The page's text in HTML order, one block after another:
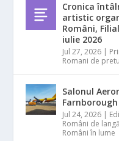
Cronica
artistic
Români,
iulie 2026
Jul 27, 2026 |
Romani de
Salonul
Farnborough
Jul 24, 2026 |
Români de
Români în lume